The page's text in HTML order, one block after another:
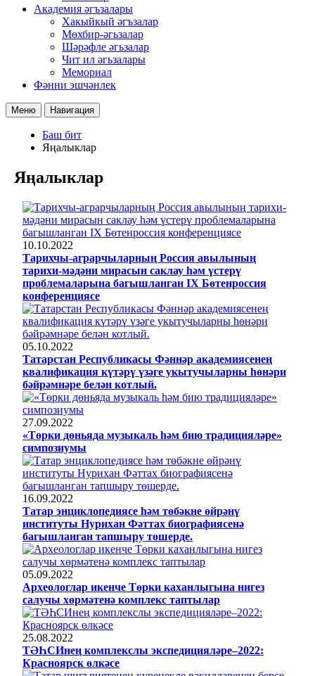
Академия әгъзалары
Хакыйкый әгъзалар
Мөхбир-әгьзалар
Шәрәфле әгьзалар
Чит ил әгьзалары
Мемориал
Фәнни эшчәнлек
Меню Навигация
Баш бит
Яңалыклар
Яңалыклар
10.10.2022
Тарихчы-аграрчыларның Россия авылының
тарихи-мәдәни мирасын саклау һәм үстерү
проблемаларына багышланган IX Бөтенроссия
конференциясе
05.10.2022
Татарстан Республикасы Фәннәр академиясенең
квалификация күтәрү үзәге укытучыларны һөнәри
бәйрәмнәре белән котлый.
27.09.2022
«Төрки дөньяда музыкаль һәм бию традицияләре»
симпозиумы
16.09.2022
Татар энциклопедиясе һәм төбәкне өйрәнү
институты Нурихан Фәттах биографиясенә
багышланган тапшыру төшерде.
05.09.2022
Археологлар икенче Төрки каханлыгына нигез
салучы хөрмәтенә комплекс таптылар
25.08.2022
ТӘҺСИнең комплекслы экспедицияләре–2022:
Красноярск өлкәсе